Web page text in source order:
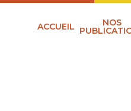
ACCUEIL NOS